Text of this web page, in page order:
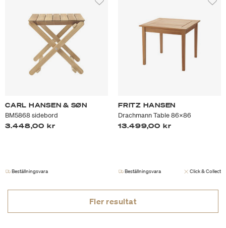
CARL HANSEN & SØN
BM5868 sidebord
3.448,00 kr
Beställningsvara
FRITZ HANSEN
Drachmann Table 86x86
13.499,00 kr
Beställningsvara Click & Collect
Fler resultat